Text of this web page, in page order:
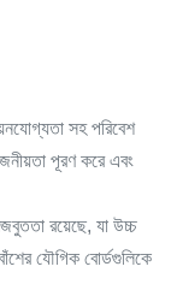
সহ পরিবেশ
পূরণ করে এবং
রয়েছে, যা উচ্চ
যৌগিক বোর্ডগুলিকে